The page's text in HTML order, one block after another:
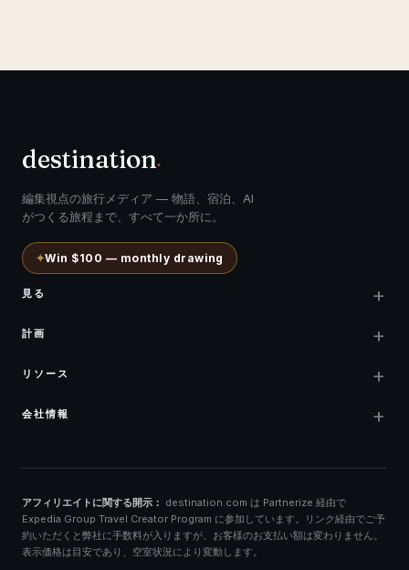
destination.
編集視点の旅行メディア — 物語、宿泊、AI
がつくる旅程まで、すべて一か所に。
✦Win $100 — monthly drawing
見る +
計画 +
リソース +
会社情報 +
アフィリエイトに関する開示： destination.com は Partnerize 経由で
Expedia Group Travel Creator Program に参加しています。リンク経由でご予
約いただくと弊社に手数料が入りますが、お客様のお支払い額は変わりません。
表示価格は目安であり、空室状況により変動します。